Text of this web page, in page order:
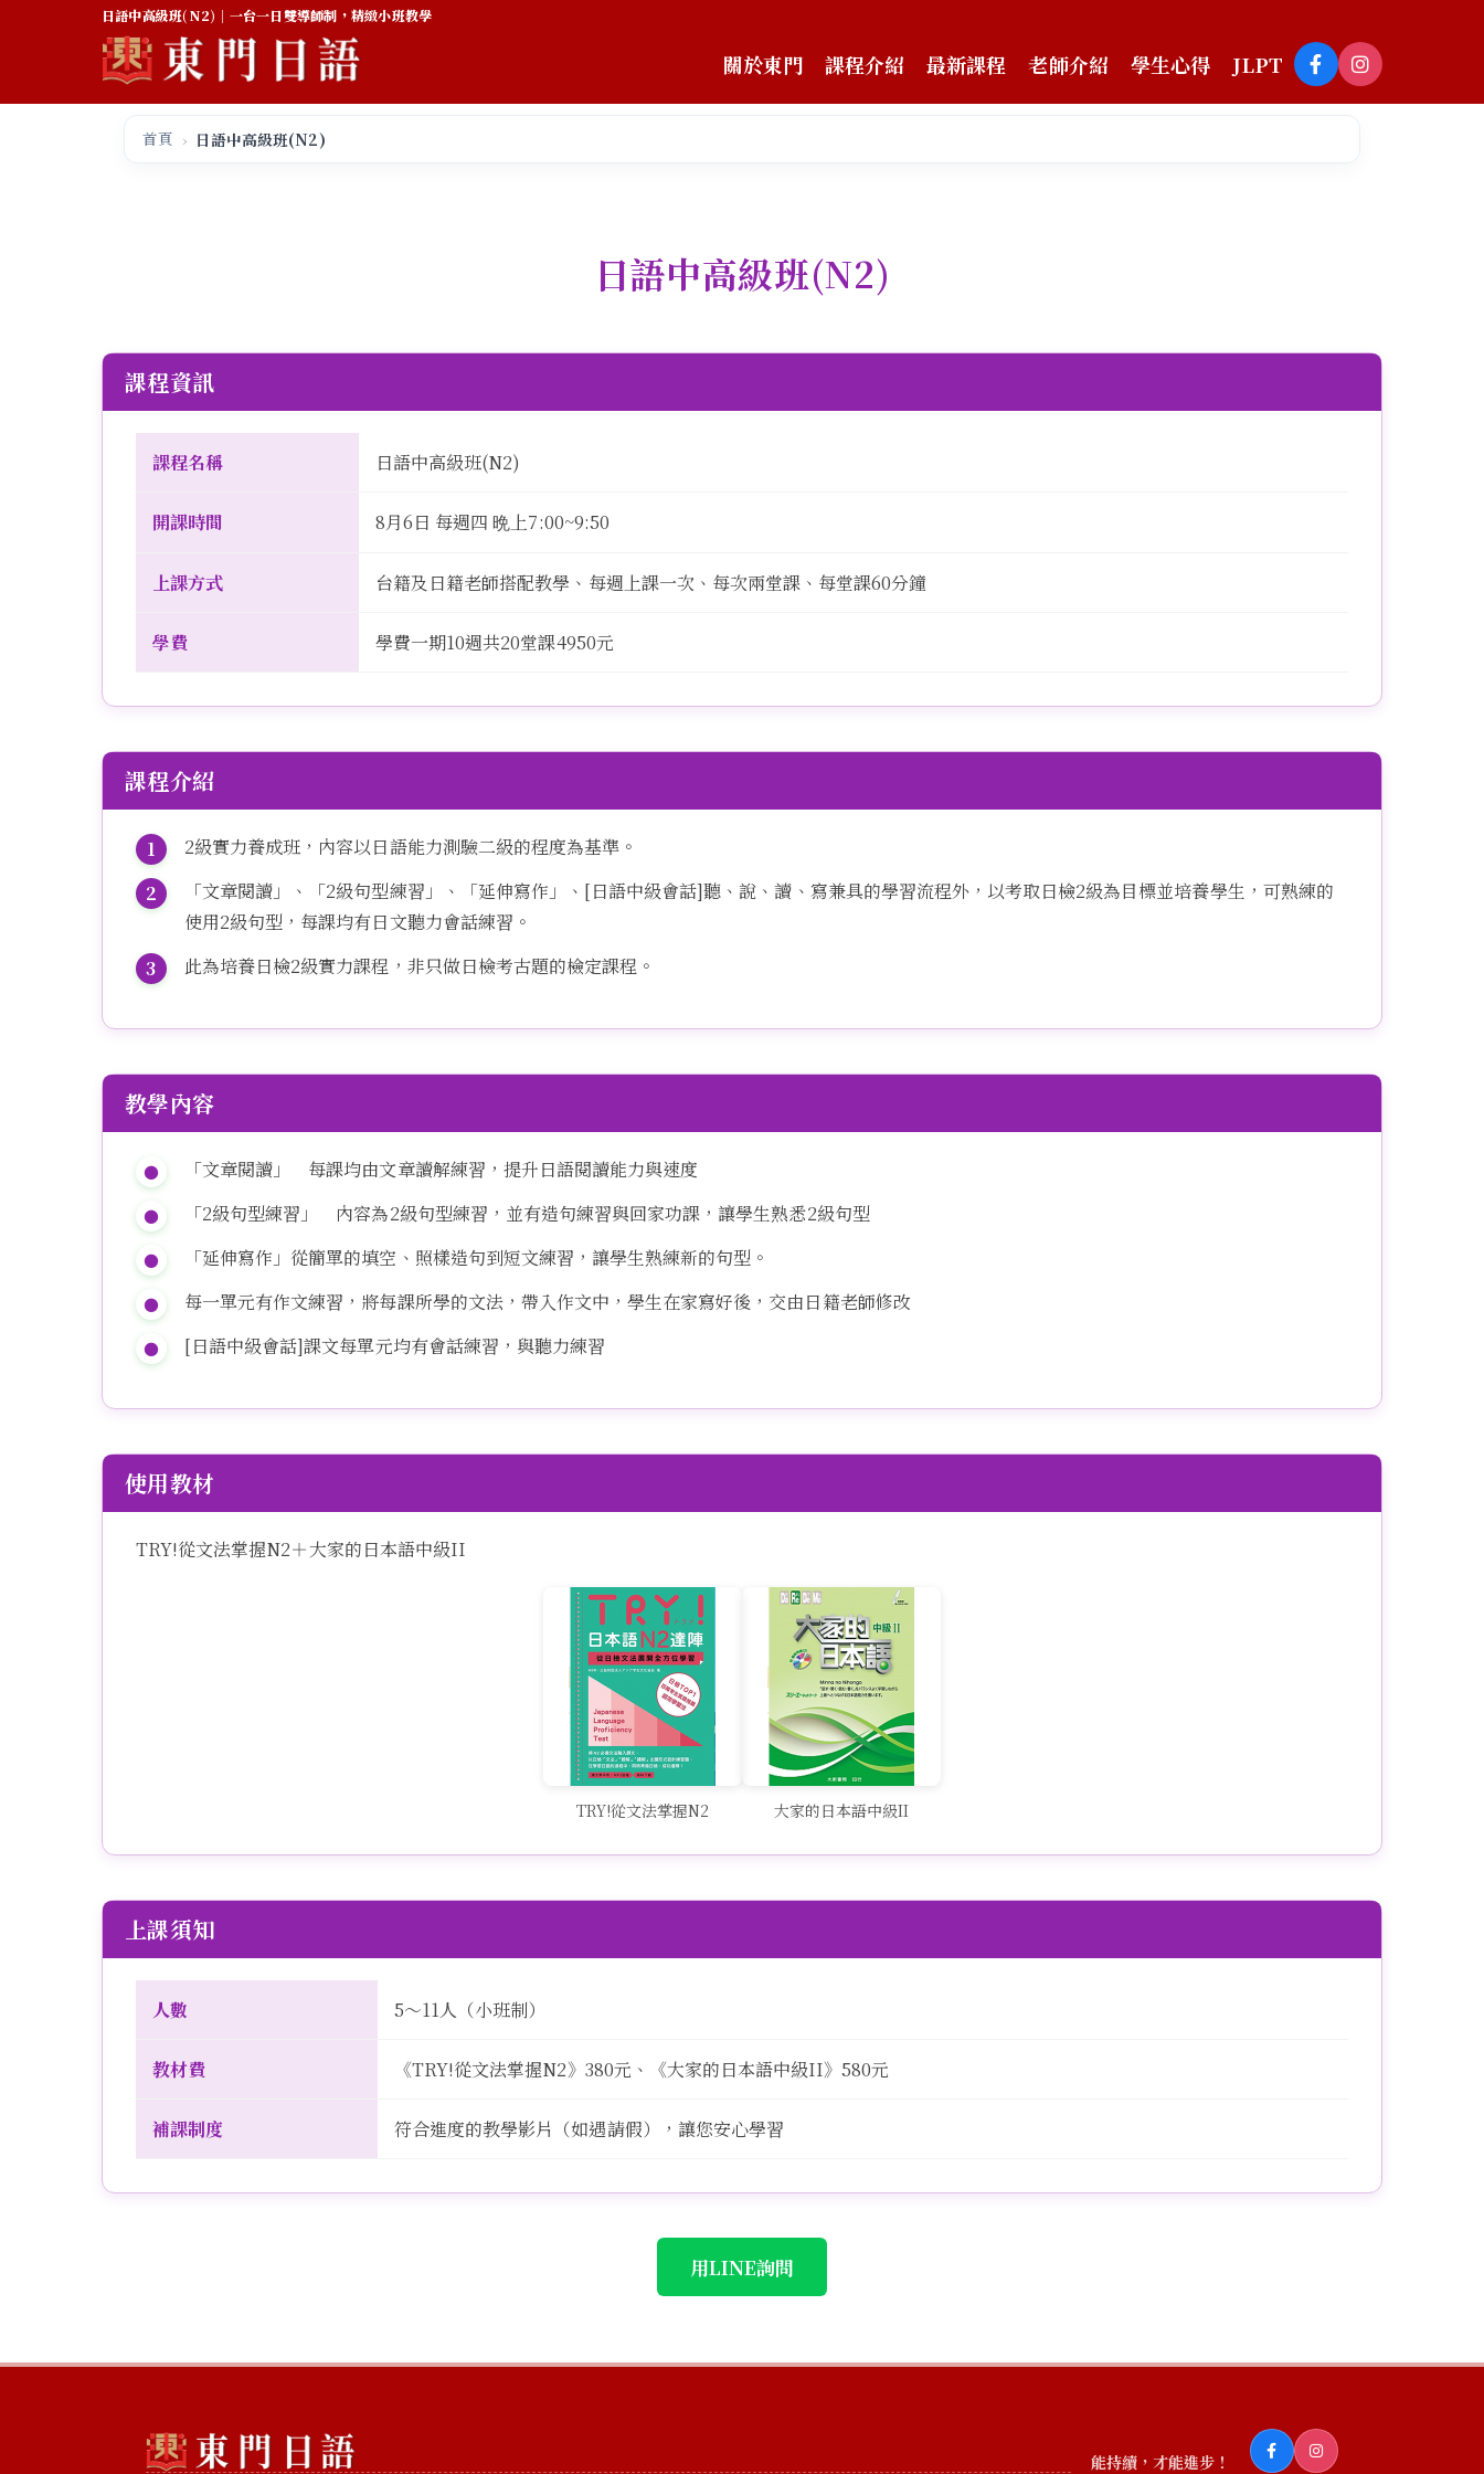
日語中高級班(N2)｜一台一日雙導師制，精緻小班教學
關於東門 課程介紹 最新課程 老師介紹 學生心得 JLPT
首頁 日語中高級班(N2)
日語中高級班(N2)
課程資訊
課程名稱 日語中高級班(N2)
開課時間 8月6日 每週四 晩上7:00~9:50
上課方式 台籍及日籍老師搭配教學、每週上課一次、每次兩堂課、每堂課60分鐘
學費 學費一期10週共20堂課4950元
課程介紹
2級實力養成班，內容以日語能力測驗二級的程度為基準。
「文章閱讀」、「2級句型練習」、「延伸寫作」、[日語中級會話]聽、說、讀、寫兼具的學習流程外，以考取日檢2級為目標並培養學生，可熟練的
使用2級句型，每課均有日文聽力會話練習。
此為培養日檢2級實力課程，非只做日檢考古題的檢定課程。
教學內容
「文章閱讀」 每課均由文章讀解練習，提升日語閱讀能力與速度
「2級句型練習」 內容為2級句型練習，並有造句練習與回家功課，讓學生熟悉2級句型
「延伸寫作」從簡單的填空、照樣造句到短文練習，讓學生熟練新的句型。
每一單元有作文練習，將每課所學的文法，帶入作文中，學生在家寫好後，交由日籍老師修改
[日語中級會話]課文每單元均有會話練習，與聽力練習
使用教材
TRY!從文法掌握N2＋大家的日本語中級II
TRY!從文法掌握N2 大家的日本語中級II
上課須知
人數 5～11人（小班制）
教材費 《TRY!從文法掌握N2》380元、《大家的日本語中級II》580元
補課制度 符合進度的教學影片（如遇請假），讓您安心學習
用LINE詢問
能持續，才能進步！